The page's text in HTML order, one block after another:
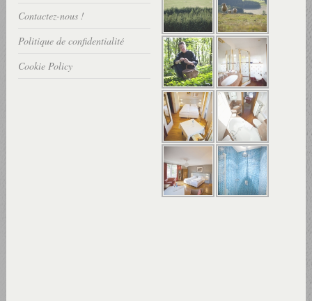
Contactez-nous !
Politique de confidentialité
Cookie Policy